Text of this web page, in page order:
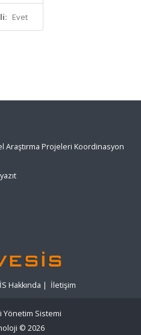
Evet
Araştırma Projeleri Koordinasyon
Hakkında | İletişim
Yönetim Sistemi
© 2026